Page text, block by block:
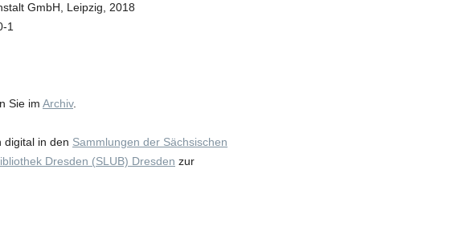
GmbH, Leipzig, 2018
1
Sie im Archiv.
digital in den Sammlungen der Sächsischen
Dresden (SLUB) Dresden zur